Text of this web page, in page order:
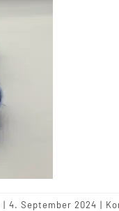
| 4. September 2024 |